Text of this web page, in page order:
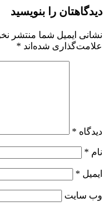
دیدگاهتان را بنویسید
نشانی ایمیل شما منتشر
علامت‌گذاری شده‌اند *
دیدگاه *
نام *
ایمیل *
وب‌ سایت